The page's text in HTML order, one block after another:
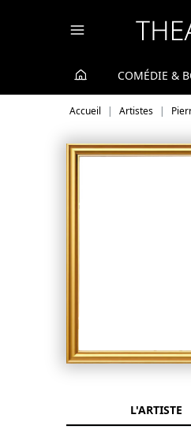
COMÉDIE &
Accueil Artistes
L'ARTISTE